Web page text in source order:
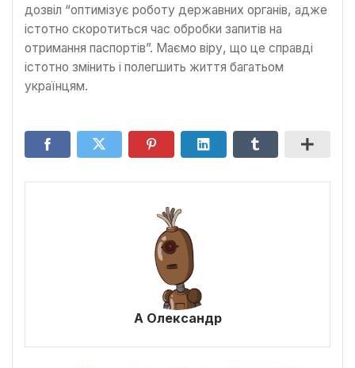
дозвіл “оптимізує роботу державних органів, адже
істотно скоротиться час обробки запитів на
отримання паспортів”. Маємо віру, що це справді
істотно змінить і полегшить життя багатьом
українцям.
А Олександр